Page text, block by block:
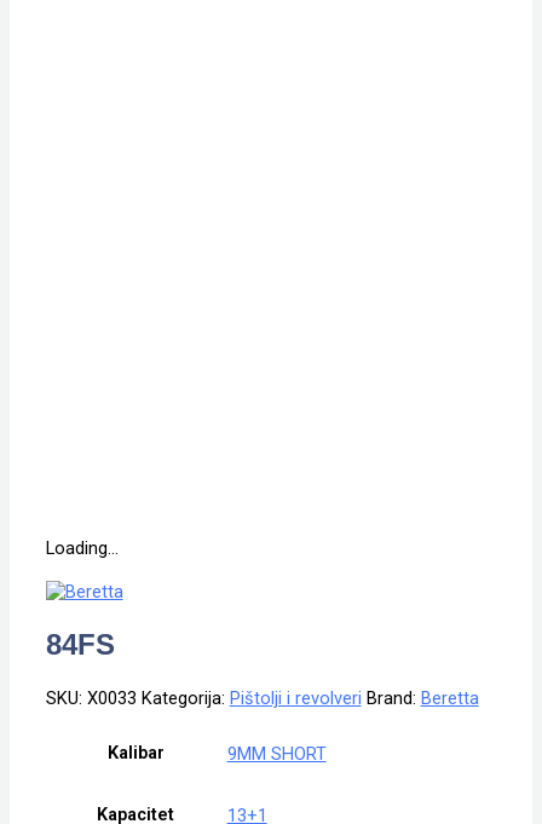
Loading...
84FS
SKU: X0033 Kategorija: Pištolji i revolveri Brand: Beretta
Kalibar 9MM SHORT
Kapacitet 13+1